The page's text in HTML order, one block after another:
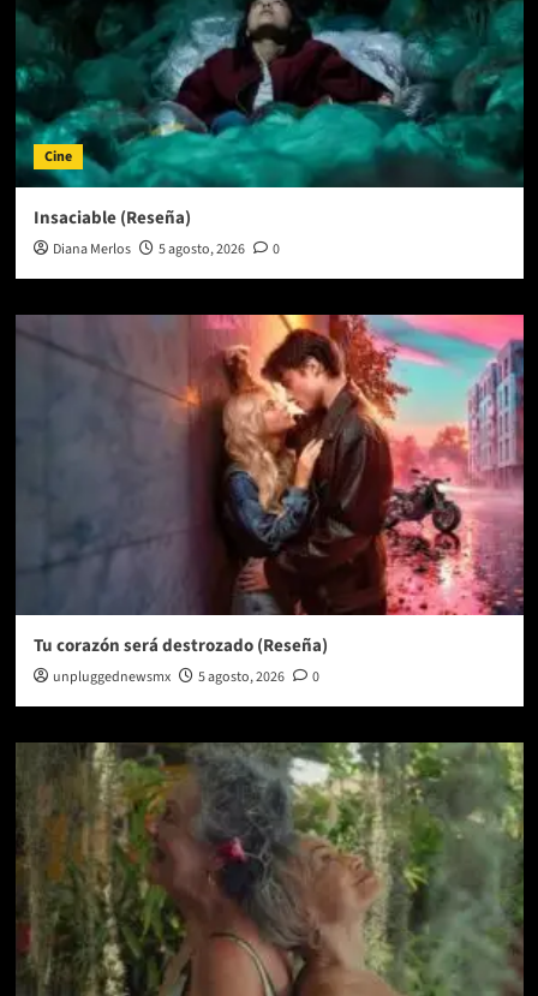
Cine
Insaciable (Reseña)
Diana Merlos 5 agosto, 2026 0
Tu corazón será destrozado (Reseña)
unpluggednewsmx 5 agosto, 2026 0